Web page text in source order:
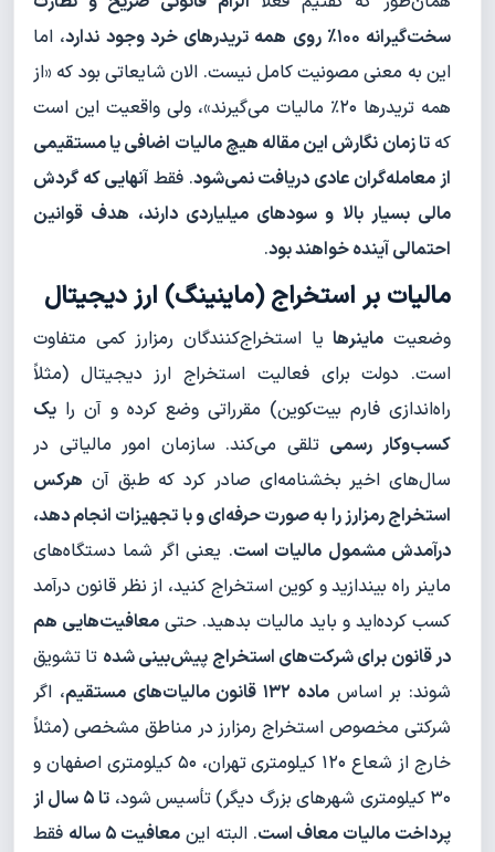
سخت‌گیرانه ۱۰۰٪ روی همه تریدرهای خرد وجود ندارد
، اما
این به معنی مصونیت کامل نیست. الان شایعاتی بود که «از
همه تریدرها ۲۰٪ مالیات می‌گیرند»، ولی واقعیت این است
کهتا زمان نگارش این مقاله هیچ مالیات اضافی یا مستقیمی
از معامله‌گران عادی دریافت نمی‌شود. فقط آنهایی که گردش
مالی بسیار بالا و سودهای میلیاردی دارند، هدف قوانین
احتمالی آینده خواهند بود.
مالیات بر استخراج (ماینینگ) ارز دیجیتال
وضعیت ماینرهایا استخراج‌کنندگان رمزارز کمی متفاوت
است. دولت برای فعالیت استخراج ارز دیجیتال (مثلاً
راه‌اندازی فارم بیت‌کوین) مقرراتی وضع کرده و آن را یک
کسب‌وکار رسمی تلقی می‌کند. سازمان امور مالیاتی در
سال‌های اخیر بخشنامه‌ای صادر کرد که طبق آن هرکس
استخراج رمزارز را به صورت حرفه‌ای و با تجهیزات انجام دهد،
درآمدش مشمول مالیات است. یعنی اگر شما دستگاه‌های
ماینر راه بیندازید و کوین استخراج کنید، از نظر قانون درآمد
کسب کرده‌اید و باید مالیات بدهید. حتی معافیت‌هایی هم
در قانون برای شرکت‌های استخراج پیش‌بینی شده تا تشویق
شوند: بر اساسماده ۱۳۲ قانون مالیات‌های مستقیم
، اگر
شرکتی مخصوص استخراج رمزارز در مناطق مشخصی (مثلاً
خارج از شعاع ۱۲۰ کیلومتری تهران، ۵۰ کیلومتری اصفهان و
۳۰ کیلومتری شهرهای بزرگ دیگر) تأسیس شود،
تا ۵ سال از
پرداخت مالیات معاف است. البته این معافیت ۵ ساله
فقط